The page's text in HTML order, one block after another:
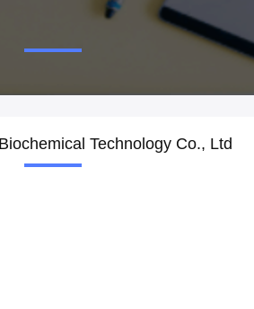
Technology Co., Ltd